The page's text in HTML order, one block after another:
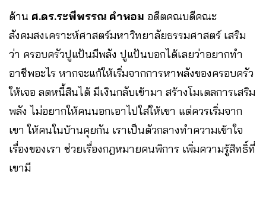
ด้าน ศ.ดร.ระพีพรรณ คำหอม อดีตคณบดีคณะ
สังคมสงเคราะห์ศาสตร์มหาวิทยาลัยธรรมศาสตร์ เสริม
ว่า ครอบครัวปูแป้นมีพลัง ปูแป้นบอกได้เลยว่าอยากทำ
อาชีพอะไร หากจะแก้ให้เริ่มจากการหาพลังของครอบครัว
ให้เจอ ลดหนี้สินได้ มีเงินกลับเข้ามา สร้างโมเดลการเสริม
พลัง ไม่อยากให้คนนอกเอาไปใส่ให้เขา แต่ควรเริ่มจาก
เขา ให้คนในบ้านคุยกัน เราเป็นตัวกลางทำความเข้าใจ
เรื่องของเรา ช่วยเรื่องกฎหมายคนพิการ เพิ่มความรู้สิทธิ์ที่
เขามี